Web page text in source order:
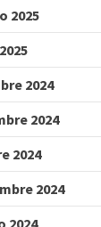
2025
2024
2024
2024
2024
2024